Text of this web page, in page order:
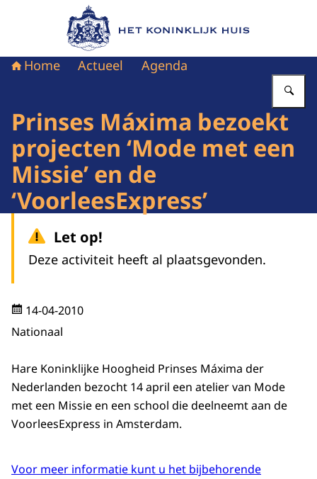
Naar de homepage van Het Koninklijk Huis
Home Actueel Agenda
Prinses Máxima bezoekt
projecten ‘Mode met een
Missie’ en de
‘VoorleesExpress’
Let op!
Deze activiteit heeft al plaatsgevonden.
14-04-2010
Nationaal
Hare Koninklijke Hoogheid Prinses Máxima der
Nederlanden bezocht 14 april een atelier van Mode
met een Missie en een school die deelneemt aan de
VoorleesExpress in Amsterdam.
Voor meer informatie kunt u het bijbehorende